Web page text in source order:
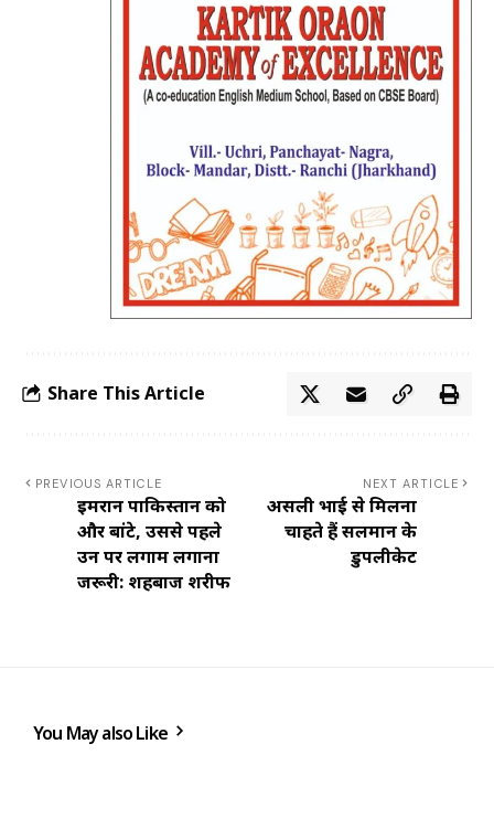
Share This Article
PREVIOUS ARTICLE
इमरान पाकिस्तान को
और बांटे, उससे पहले
उन पर लगाम लगाना
जरूरी: शहबाज शरीफ
NEXT ARTICLE
असली भाई से मिलना
चाहते हैं सलमान के
डुपलीकेट
You May also Like